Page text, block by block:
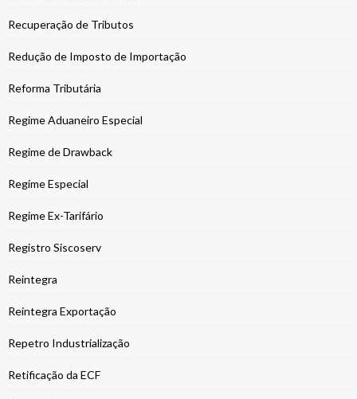
Recuperação de Tributos
Redução de Imposto de Importação
Reforma Tributária
Regime Aduaneiro Especial
Regime de Drawback
Regime Especial
Regime Ex-Tarifário
Registro Siscoserv
Reintegra
Reintegra Exportação
Repetro Industrialização
Retificação da ECF